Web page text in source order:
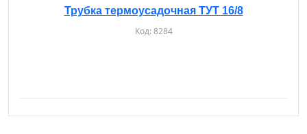
Трубка термоусадочная ТУТ 16/8
Код:8284